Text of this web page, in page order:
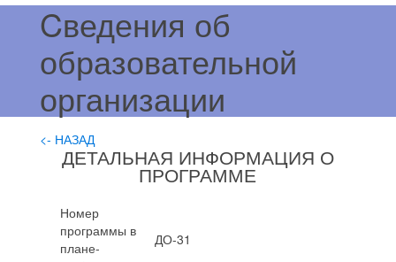
Cведения об
образовательной
организации
<- НАЗАД
ДЕТАЛЬНАЯ ИНФОРМАЦИЯ О
ПРОГРАММЕ
Номер
программы в
плане-
ДО-31